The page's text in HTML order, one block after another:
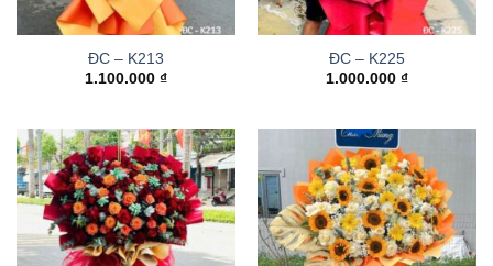
ĐC – K213
1.100.000 ₫
ĐC – K225
1.000.000 ₫